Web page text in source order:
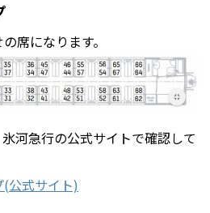
席になります。
河急行の公式サイトで確認して
公式サイト)